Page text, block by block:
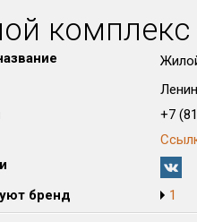
комплекс
+7
бренд
1